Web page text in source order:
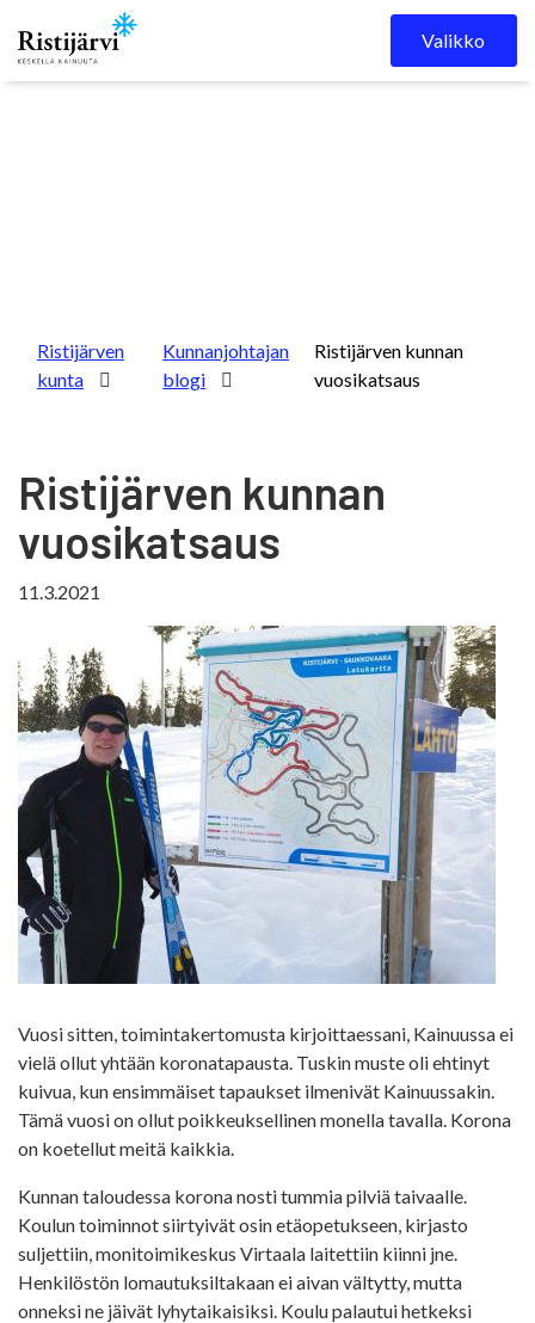
Skip to content
Valikko
Ristijärven
kunta
Kunnanjohtajan
blogi
Ristijärven kunnan
vuosikatsaus
Ristijärven kunnan
vuosikatsaus
11.3.2021
Vuosi sitten, toimintakertomusta kirjoittaessani, Kainuussa ei
vielä ollut yhtään koronatapausta. Tuskin muste oli ehtinyt
kuivua, kun ensimmäiset tapaukset ilmenivät Kainuussakin.
Tämä vuosi on ollut poikkeuksellinen monella tavalla. Korona
on koetellut meitä kaikkia.
Kunnan taloudessa korona nosti tummia pilviä taivaalle.
Koulun toiminnot siirtyivät osin etäopetukseen, kirjasto
suljettiin, monitoimikeskus Virtaala laitettiin kiinni jne.
Henkilöstön lomautuksiltakaan ei aivan vältytty, mutta
onneksi ne jäivät lyhytaikaisiksi. Koulu palautui hetkeksi